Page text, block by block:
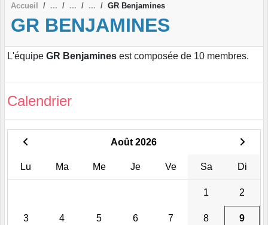
Accueil GR Benjamines
GR BENJAMINES
L'équipe GR Benjamines est composée de 10 membres.
Calendrier
Août 2026
Lu Ma Me Je Ve Sa Di
1 2
3 4 5 6 7 8 9